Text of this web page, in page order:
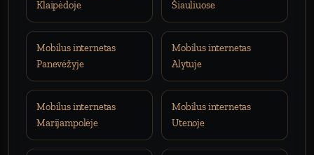
Klaipėdoje
Šiauliuose
Mobilus internetas
Panevėžyje
Mobilus internetas
Alytuje
Mobilus internetas
Marijampolėje
Mobilus internetas
Utenoje